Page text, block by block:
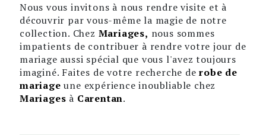
Nous vous invitons à nous rendre visite et à
découvrir par vous-même la magie de notre
collection. Chez Mariages, nous sommes
impatients de contribuer à rendre votre jour de
mariage aussi spécial que vous l'avez toujours
imaginé. Faites de votre recherche derobe de
mariageune expérience inoubliable chez
Mariages à Carentan.